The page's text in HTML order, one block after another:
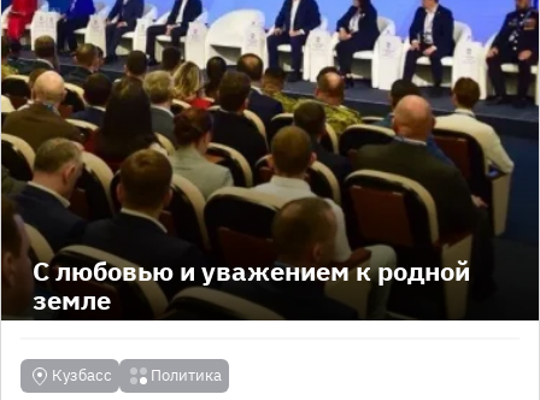
С любовью и уважением к родной
земле
Кузбасс Политика